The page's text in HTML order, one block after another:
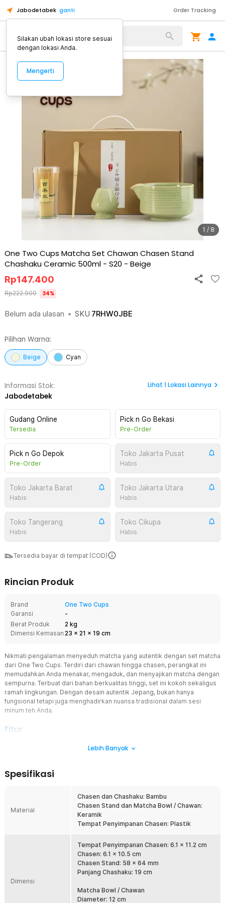
Jabodetabek ganti Order Tracking
Alat Kopi
1 / 8
One Two Cups Matcha Set Chawan Chasen Stand
Chashaku Ceramic 500ml - S20 - Beige
Belum ada ulasan • SKU 7RHW0JBE
Rp147.400
Rp222.900 34%
Pilihan Warna:
Beige Cyan
Informasi Stok:
Jabodetabek
Lihat 1Lokasi Lainnya
Gudang Online
Tersedia
Pick n Go Bekasi
Pre-Order
Pick n Go Depok
Pre-Order
Toko Jakarta Pusat
Habis
Toko Jakarta Barat
Habis
Toko Jakarta Utara
Habis
Toko Tangerang
Habis
Toko Cikupa
Habis
Tersedia bayar di tempat (COD)
Rincian Produk
Brand
One Two Cups
Garansi
-
Berat Produk
2 kg
Dimensi Kemasan 23 x 21 x 19 cm
Nikmati pengalaman menyeduh matcha yang autentik dengan set matcha
dari One Two Cups. Terdiri dari chawan hingga chasen, perangkat ini
memudahkan Anda menakar, mengaduk, dan menyajikan matcha dengan
sempurna. Terbuat dari bahan berkualitas tinggi, set ini kokoh sekaligus
ramah lingkungan. Dengan desain autentik Jepang, bukan hanya
fungsional tetapi juga menghadirkan nuansa tradisional dalam sesi
minum teh Anda.
Fitur
Ukurannya ideal sehingga Anda dapat menikmati matcha tanpa
nikmat karena mangkuk ini membantu mempertahankan aroma dan
tekstur matcha secara optimal.
Aduk dengan Sempurna
Chasen (pengocok bambu) yang termasuk dalam set ini mampu
halus tanpa gumpalan. Serat bambu yang lentur membuat proses
pengadukan lebih efektif sekaligus menjaga kualitas bubuk matcha.
Dengan teknik pengadukan yang tepat, aroma matcha akan
semakin kaya dan menghadirkan pengalaman minum teh yang
autentik.
Desain Mangkuk Ergonomis
Lebih Banyak
Spesifikasi
Material
Chasen dan Chashaku: Bambu
Chasen Stand dan Matcha Bowl / Chawan:
Keramik
Tempat Penyimpanan Chasen: Plastik
Dimensi
Tempat Penyimpanan Chasen: 6.1 x 11.2 cm
Chasen: 6.1 x 10.5 cm
Chasen Stand: 58 x 64 mm
Panjang Chashaku: 19 cm
Matcha Bowl / Chawan
Diameter: 12 cm
Silakan ubah lokasi store sesuai
dengan lokasi Anda.
Mengerti